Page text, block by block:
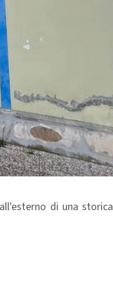
di una storica